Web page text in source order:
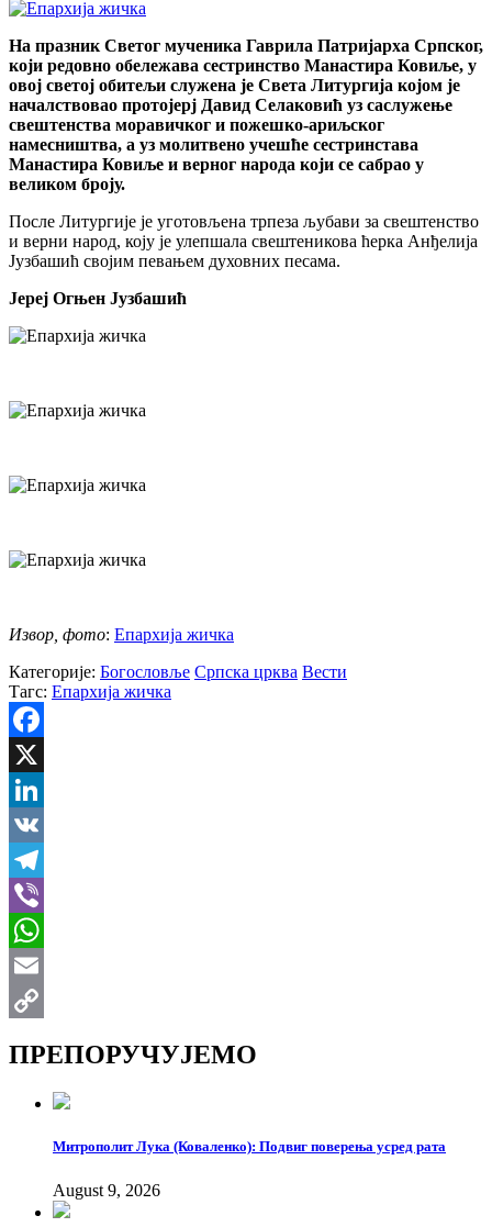
На празник Светог мученика Гаврила Патријарха Српског,
који редовно обележава сестринство Манастира Ковиље, у
овој светој обитељи служена је Света Литургија којом је
началствовао протојерј Давид Селаковић уз саслужење
свештенства моравичког и пожешко-ариљског
намесништва, а уз молитвено учешће сестринстава
Манастира Ковиље и верног народа који се сабрао у
великом броју.
После Литургије је уготовљена трпеза љубави за свештенство
и верни народ, коју је улепшала свештеникова ћерка Анђелија
Јузбашић својим певањем духовних песама.
Јереј Огњен Јузбашић
Извор, фото: Епархија жичка
Категорије: Богословље Српска црква Вести
Тагс: Епархија жичка
Facebook
X
LinkedIn
VK
Telegram
Viber
WhatsApp
Email
ПРЕПОРУЧУЈЕМО
Митрополит Лука (Коваленко): Подвиг поверења усред рата
August 9, 2026